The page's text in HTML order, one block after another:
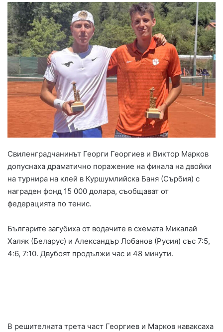
Свиленградчанинът Георги Георгиев и Виктор Марков
допуснаха драматично поражение на финала на двойки
на турнира на клей в Куршумлийска Баня (Сърбия) с
награден фонд 15 000 долара, съобщават от
федерацията по тенис.
Българите загубиха от водачите в схемата Микалай
Халяк (Беларус) и Александър Лобанов (Русия) със 7:5,
4:6, 7:10. Двубоят продължи час и 48 минути.
В решителната трета част Георгиев и Марков наваксаха